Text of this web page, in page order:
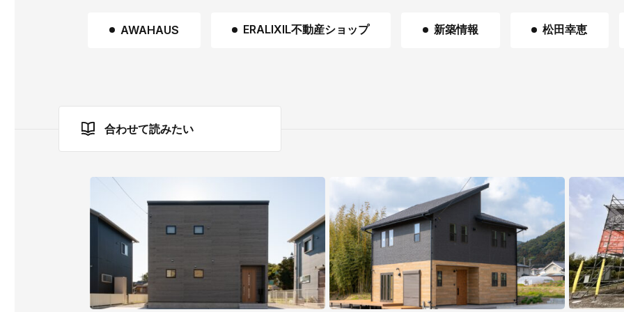
AWAHAUS ERALIXIL不動産ショップ 新築情報 松田幸恵
合わせて読みたい